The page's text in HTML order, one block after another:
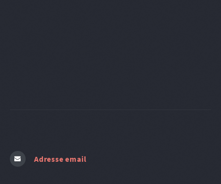
Adresse email